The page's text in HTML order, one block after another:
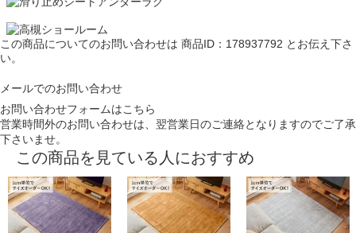
この商品についてのお問い合わせは 商品ID：178937792 とお伝え下さ
い。
メールでのお問い合わせ
お問い合わせフォームはこちら
営業時間外のお問い合わせは、翌営業日のご連絡となりますのでご了承
下さいませ。
この商品を見ている人におすすめ